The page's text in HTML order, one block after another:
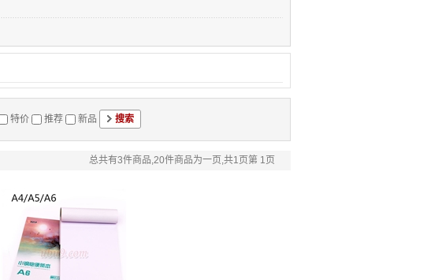
特价 推荐 新品
总共有3件商品,20件商品为一页,共1页第 1页